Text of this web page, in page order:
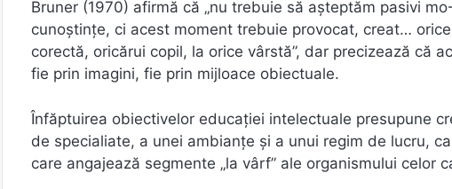
Bruner (1970) afirmă că „nu trebuie să aşteptăm pasivi
cunoştinţe, ci acest moment trebuie provocat, creat…
corectă, oricărui copil, la orice vârstă”, dar precizează că
fie prin imagini, fie prin mijloace obiectuale.
Înfăptuirea obiectivelor educaţiei intelectuale presupune
de specialiate, a unei ambianţe şi a unui regim de lucru,
care angajează segmente „la vârf” ale organismului celor